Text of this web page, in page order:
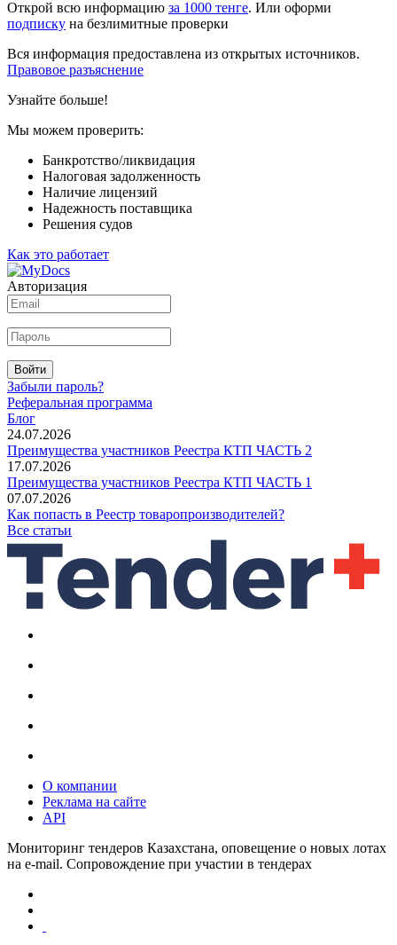
Открой всю информацию за 1000 тенге. Или оформи
подписку на безлимитные проверки
Вся информация предоставлена из открытых источников.
Правовое разъяснение
Узнайте больше!
Мы можем проверить:
Банкротство/ликвидация
Налоговая задолженность
Наличие лицензий
Надежность поставщика
Решения судов
Как это работает
Авторизация
Войти
Забыли пароль?
Реферальная программа
Блог
24.07.2026
Преимущества участников Реестра КТП ЧАСТЬ 2
17.07.2026
Преимущества участников Реестра КТП ЧАСТЬ 1
07.07.2026
Как попасть в Реестр товаропроизводителей?
Все статьи
О компании
Реклама на сайте
API
Мониторинг тендеров Казахстана, оповещение о новых лотах
на e-mail. Сопровождение при участии в тендерах